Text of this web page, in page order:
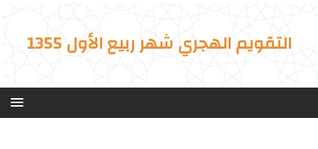
التقويم الهجري شهر ربيع الأول 1355